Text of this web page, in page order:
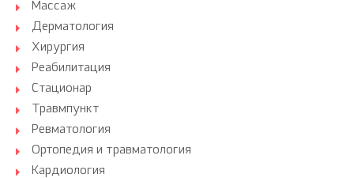
Массаж
Дерматология
Хирургия
Реабилитация
Стационар
Травмпункт
Ревматология
Ортопедия и травматология
Кардиология